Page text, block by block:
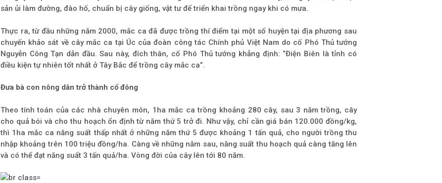
sản ủi làm đường, đào hố, chuẩn bị cây giống, vật tư để triển khai trồng ngay khi có mưa.
Thực ra, từ đầu những năm 2000, mắc ca đã được trồng thí điểm tại một số huyện tại địa phương sau
chuyến khảo sát về cây mắc ca tại Úc của đoàn công tác Chính phủ Việt Nam do cố Phó Thủ tướng
Nguyễn Công Tạn dẫn đầu. Sau này, đích thân, cố Phó Thủ tướng khẳng định: “Điện Biên là tỉnh có
điều kiện tự nhiên tốt nhất ở Tây Bắc để trồng cây mắc ca”.
Đưa bà con nông dân trở thành cổ đông
Theo tính toán của các nhà chuyên môn, 1ha mắc ca trồng khoảng 280 cây, sau 3 năm trồng, cây
cho quả bói và cho thu hoạch ổn định từ năm thứ 5 trở đi. Như vậy, chỉ cần giá bán 120.000 đồng/kg,
thì 1ha mắc ca năng suất thấp nhất ở những năm thứ 5 được khoảng 1 tấn quả, cho người trồng thu
nhập khoảng trên 100 triệu đồng/ha. Càng về những năm sau, năng suất thu hoạch quả càng tăng lên
và có thể đạt năng suất 3 tấn quả/ha. Vòng đời của cây lên tới 80 năm.